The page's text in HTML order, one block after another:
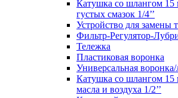
Катушка со шлангом 15
густых смазок 1/4’’
Устройство для замены
Фильтр-Регулятор-
Тележка
Пластиковая воронка
Универсальная воронка/
Катушка со шлангом 15
масла и воздуха 1/2’’